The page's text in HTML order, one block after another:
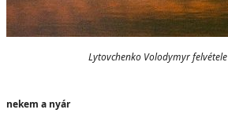
Lytovchenko Volodymyr felvétele
nekem a nyár